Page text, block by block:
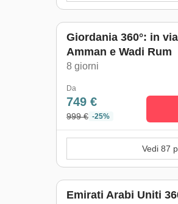
Giordania 360°: in
Amman e Wadi Rum
8 giorni
Da
749 €
999 € -25%
Vedi 87
Emirati Arabi Uniti